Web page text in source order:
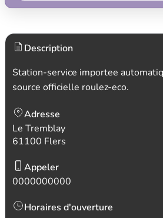
Description
Station-service importee
source officielle roulez-eco.
Adresse
Le Tremblay
61100 Flers
Appeler
0000000000
Horaires d'ouverture